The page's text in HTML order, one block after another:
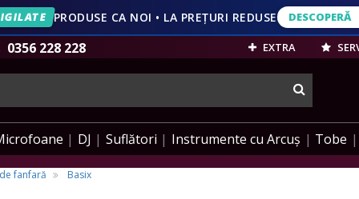
VEZI
PRODUSE CA NOI • LA PREȚURI REDUSE DESCOPERĂ
DESCOPERĂ
0356 228 228 EXTRA
DJ Suflători Instrumente cu Arcuș Tobe
fanfară Basix